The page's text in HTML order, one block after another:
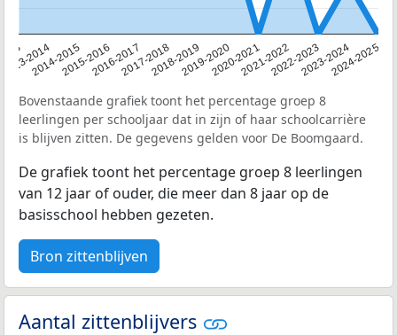
2013-20142014-20152015-20162016-20172017-20182018-20192019-20202020-20212021-20222022-20232023-20242024-2025
Bovenstaande grafiek toont het percentage groep 8
leerlingen per schooljaar dat in zijn of haar schoolcarrière
is blijven zitten. De gegevens gelden voor De Boomgaard.
De grafiek toont het percentage groep 8 leerlingen
van 12 jaar of ouder, die meer dan 8 jaar op de
basisschool hebben gezeten.
Bron zittenblijven
Aantal zittenblijvers